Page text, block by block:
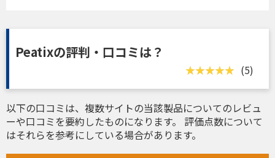
Peatixの評判・口コミは？
(5)
以下の口コミは、複数サイトの当該製品についてのレビュ
ーや口コミを要約したものになります。 評価点数について
はそれらを参考にしている場合があります。